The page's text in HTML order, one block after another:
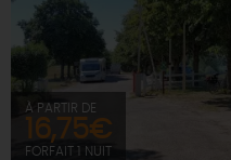
À PARTIR DE
16,75€
FORFAIT 1 NUIT